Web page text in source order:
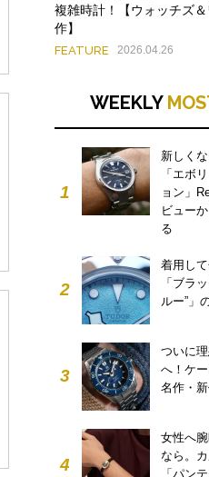
複雑時計！【ウォッチズ
作】
FEATURE 2026.04.26
WEEKLY
1
新しく
「エボ
ョン」
ビュー
る
2
着用し
「ブラ
ルー”」
3
ついに
へ！ケ
名作・
4
女性へ
なら。
「パン